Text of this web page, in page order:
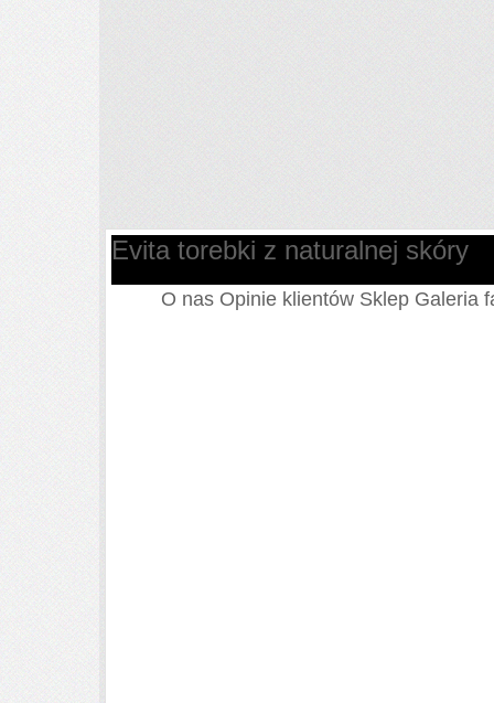
Evita torebki z naturalnej skóry
O nas Opinie klientów Sklep Galeria